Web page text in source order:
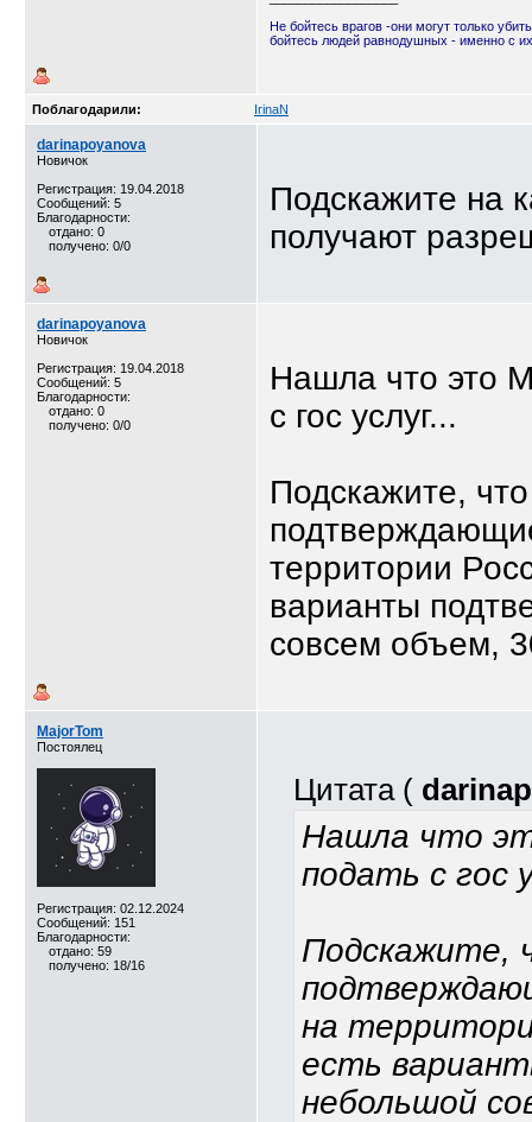
Не бойтесь врагов -они могут только
бойтесь людей равнодушных - именно с
Поблагодарили: IrinaN
darinapoyanova
Новичок
Регистрация: 19.04.2018
Сообщений: 5
Благодарности:
отдано: 0
получено: 0/0
Подскажите на
получают
darinapoyanova
Новичок
Регистрация: 19.04.2018
Сообщений: 5
Благодарности:
отдано: 0
получено: 0/0
Нашла что это
с гос услуг...
Подскажите,
территории
варианты
совсем объем,
MajorTom
Постоялец
Регистрация: 02.12.2024
Сообщений: 151
Благодарности:
отдано: 59
получено: 18/16
Цитата (
Нашла что
подать с гос
Подскажите,
на
есть
небольшой